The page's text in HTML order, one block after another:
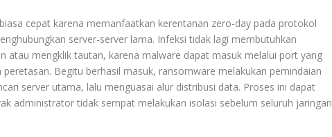
cepat karena memanfaatkan kerentanan zero-day pada protokol
server-server lama. Infeksi tidak lagi membutuhkan
atau mengklik tautan, karena malware dapat masuk melalui port yang
Begitu berhasil masuk, ransomware melakukan pemindaian
server utama, lalu menguasai alur distribusi data. Proses ini dapat
administrator tidak sempat melakukan isolasi sebelum seluruh jaringan